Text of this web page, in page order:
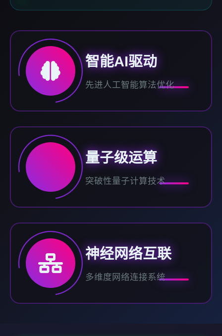
智能AI驱动
先进人工智能算法优化
量子级运算
突破性量子计算技术
神经网络互联
多维度网络连接系统